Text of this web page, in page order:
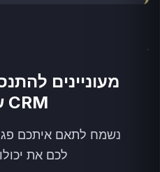
מעוניינים
CRM שלנו?
לכם את